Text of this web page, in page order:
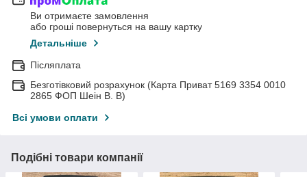
Ви отримаєте замовлення
або гроші повернуться на вашу картку
Детальніше
Післяплата
Безготівковий розрахунок (Карта Приват 5169 3354 0010
2865 ФОП Шеін В. В)
Всі умови оплати
Подібні товари компанії